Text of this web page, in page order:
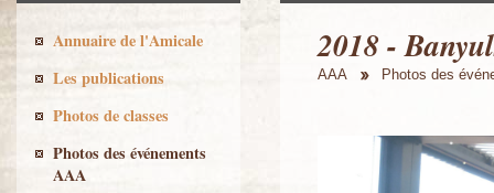
2018 -
AAA Photos des
Annuaire de l'Amicale
Les publications
Photos de classes
Photos des événements
AAA